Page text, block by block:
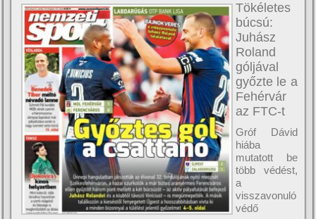
Tökéletes
búcsú:
Juhász
Roland
góljával
győzte le a
Fehérvár
az FTC-t
Gróf Dávid
hiába
mutatott be
több védést,
a
visszavonuló
védő